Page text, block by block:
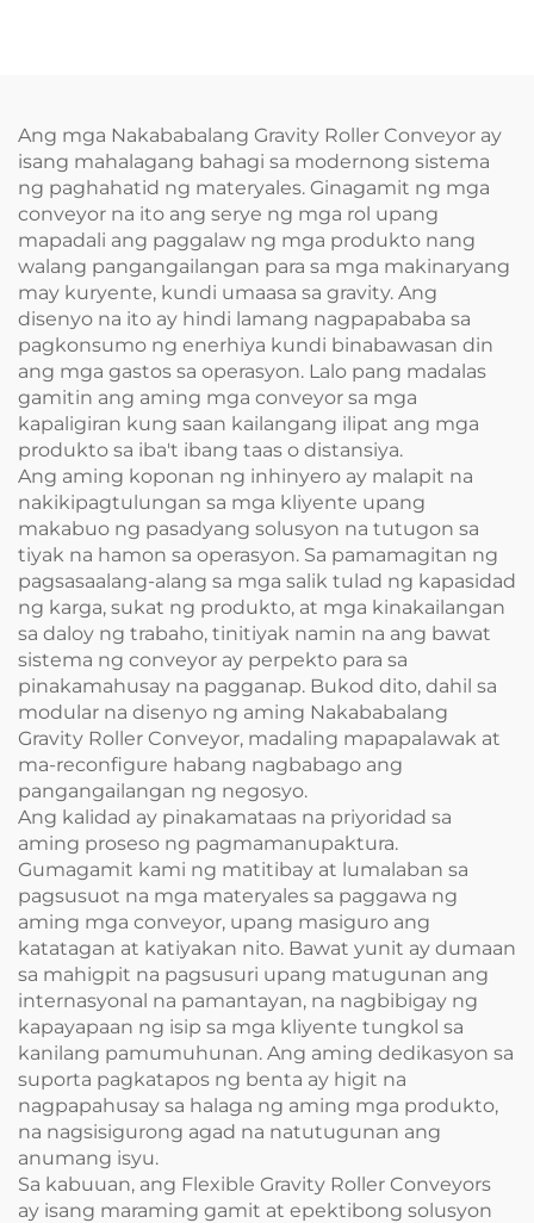
ng label
Ang mga Nakababalang Gravity Roller Conveyor ay
isang mahalagang bahagi sa modernong sistema
ng paghahatid ng materyales. Ginagamit ng mga
conveyor na ito ang serye ng mga rol upang
mapadali ang paggalaw ng mga produkto nang
walang pangangailangan para sa mga makinaryang
may kuryente, kundi umaasa sa gravity. Ang
disenyo na ito ay hindi lamang nagpapababa sa
pagkonsumo ng enerhiya kundi binabawasan din
ang mga gastos sa operasyon. Lalo pang madalas
gamitin ang aming mga conveyor sa mga
kapaligiran kung saan kailangang ilipat ang mga
produkto sa iba't ibang taas o distansiya.
Ang aming koponan ng inhinyero ay malapit na
nakikipagtulungan sa mga kliyente upang
makabuo ng pasadyang solusyon na tutugon sa
tiyak na hamon sa operasyon. Sa pamamagitan ng
pagsasaalang-alang sa mga salik tulad ng kapasidad
ng karga, sukat ng produkto, at mga kinakailangan
sa daloy ng trabaho, tinitiyak namin na ang bawat
sistema ng conveyor ay perpekto para sa
pinakamahusay na pagganap. Bukod dito, dahil sa
modular na disenyo ng aming Nakababalang
Gravity Roller Conveyor, madaling mapapalawak at
ma-reconfigure habang nagbabago ang
pangangailangan ng negosyo.
Ang kalidad ay pinakamataas na priyoridad sa
aming proseso ng pagmamanupaktura.
Gumagamit kami ng matitibay at lumalaban sa
pagsusuot na mga materyales sa paggawa ng
aming mga conveyor, upang masiguro ang
katatagan at katiyakan nito. Bawat yunit ay dumaan
sa mahigpit na pagsusuri upang matugunan ang
internasyonal na pamantayan, na nagbibigay ng
kapayapaan ng isip sa mga kliyente tungkol sa
kanilang pamumuhunan. Ang aming dedikasyon sa
suporta pagkatapos ng benta ay higit na
nagpapahusay sa halaga ng aming mga produkto,
na nagsisigurong agad na natutugunan ang
anumang isyu.
Sa kabuuan, ang Flexible Gravity Roller Conveyors
ay isang maraming gamit at epektibong solusyon